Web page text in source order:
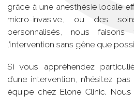
grâce à une anesthésie locale
micro-invasive, ou des
personnalisés, nous
l’intervention sans gêne que
Si vous appréhendez
d’une intervention, n’hésitez
équipe chez Elone Clinic.